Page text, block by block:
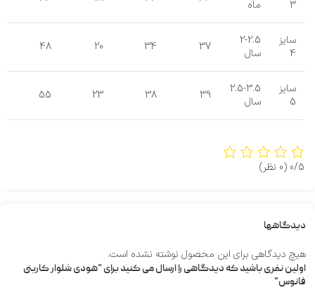
3 ماه
سایز
4
2-2.5
سال
37
34
20
48
سایز
5
2.5-3.5
سال
39
38
23
55
0/5 (0 نظر)
دیدگاهها
هیچ دیدگاهی برای این محصول نوشته نشده است.
اولین نفری باشید که دیدگاهی را ارسال می کنید برای “هودی شلوار کاربنی
فانوس”